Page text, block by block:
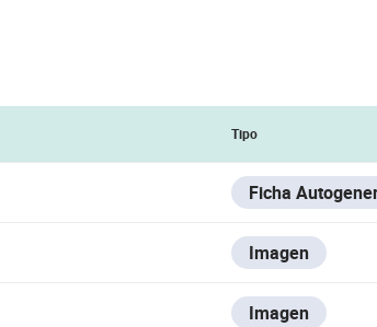
Tipo
Ficha
Imagen
Imagen